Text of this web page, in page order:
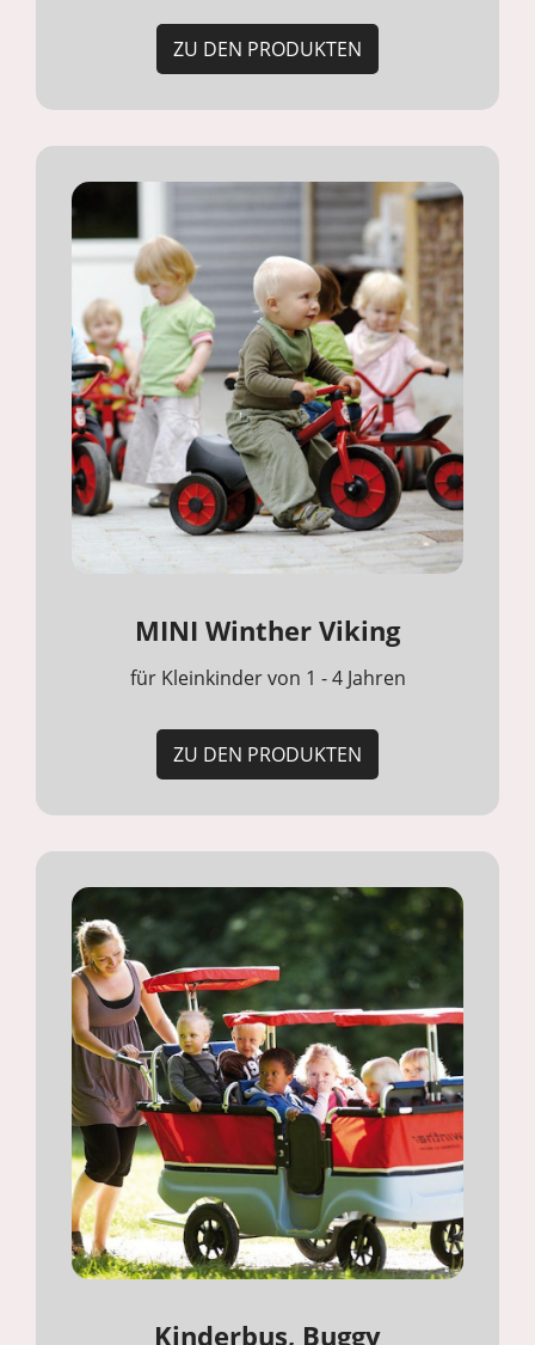
ZU DEN PRODUKTEN
MINI Winther Viking
für Kleinkinder von 1 - 4 Jahren
ZU DEN PRODUKTEN
Kinderbus, Buggy